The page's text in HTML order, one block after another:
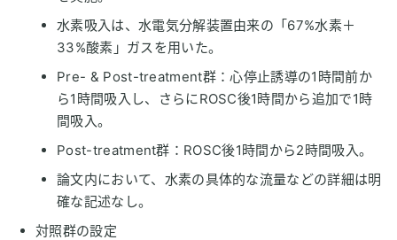
水素吸入は、水電気分解装置由来の「67%水素＋
33%酸素」ガスを用いた。
Pre- & Post-treatment群：心停止誘導の1時間前か
ら1時間吸入し、さらにROSC後1時間から追加で1時
間吸入。
Post-treatment群：ROSC後1時間から2時間吸入。
論文内において、水素の具体的な流量などの詳細は明
確な記述なし。
対照群の設定